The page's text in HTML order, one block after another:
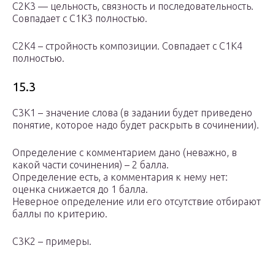
С2К3 — цельность, связность и последовательность.
Совпадает с С1К3 полностью.
С2К4 – стройность композиции. Совпадает с С1К4
полностью.
15.3
С3К1 – значение слова (в задании будет приведено
понятие, которое надо будет раскрыть в сочинении).
Определение с комментарием дано (неважно, в
какой части сочинения) – 2 балла.
Определение есть, а комментария к нему нет:
оценка снижается до 1 балла.
Неверное определение или его отсутствие отбирают
баллы по критерию.
С3К2 – примеры.